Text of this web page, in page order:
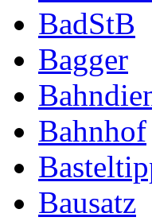
BadStB
Bagger
Bahnhof
Bausatz